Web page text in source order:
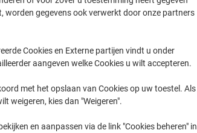
Printer Toner Cartridges
worden gegevens ook verwerkt door onze partners
Cookies en Externe partijen vindt u onder
aangeven welke Cookies u wilt accepteren.
met het opslaan van Cookies op uw toestel. Als
weigeren, kies dan "Weigeren".
en aanpassen via de link "Cookies beheren" in